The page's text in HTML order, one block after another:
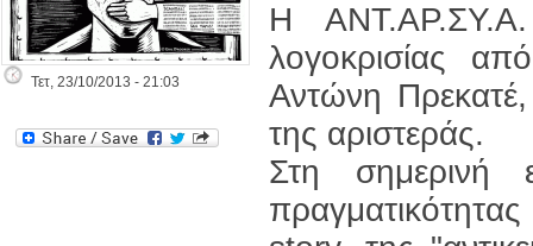
Τετ, 23/10/2013 - 21:03
Η ΑΝΤ.ΑΡ.ΣΥ.Α.
λογοκρισίας
Αντώνη
της αριστεράς.
Στη σημερινή